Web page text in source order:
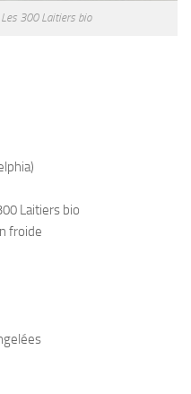
300 Laitiers bio
Laitiers bio
froide